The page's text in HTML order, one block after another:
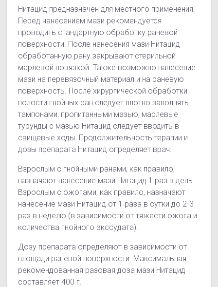
Нитацид предназначен для местного применения.
Перед нанесением мази рекомендуется
проводить стандартную обработку раневой
поверхности. После нанесения мази Нитацид
обработанную рану закрывают стерильной
марлевой повязкой. Также возможно нанесение
мази на перевязочный материал и на раневую
поверхность. После хирургической обработки
полости гнойных ран следует плотно заполнять
тампонами, пропитанными мазью, марлевые
турунды с мазью Нитацид следует вводить в
свищевые ходы. Продолжительность терапии и
дозы препарата Нитацид определяет врач.
Взрослым с гнойными ранами, как правило,
назначают нанесение мази Нитацид 1 раз в день.
Взрослым с ожогами, как правило, назначают
нанесение мази Нитацид от 1 раза в сутки до 2-3
раз в неделю (в зависимости от тяжести ожога и
количества гнойного экссудата).
Дозу препарата определяют в зависимости от
площади раневой поверхности. Максимальная
рекомендованная разовая доза мази Нитацид
составляет 400 г.